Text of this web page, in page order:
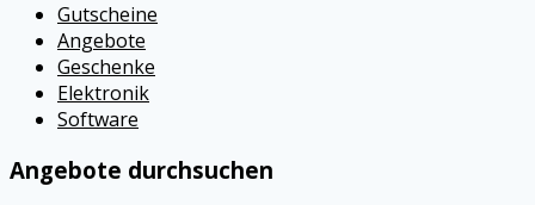
Gutscheine
Angebote
Geschenke
Elektronik
Software
Angebote durchsuchen